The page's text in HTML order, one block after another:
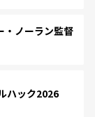
ノーラン監督
ハック2026